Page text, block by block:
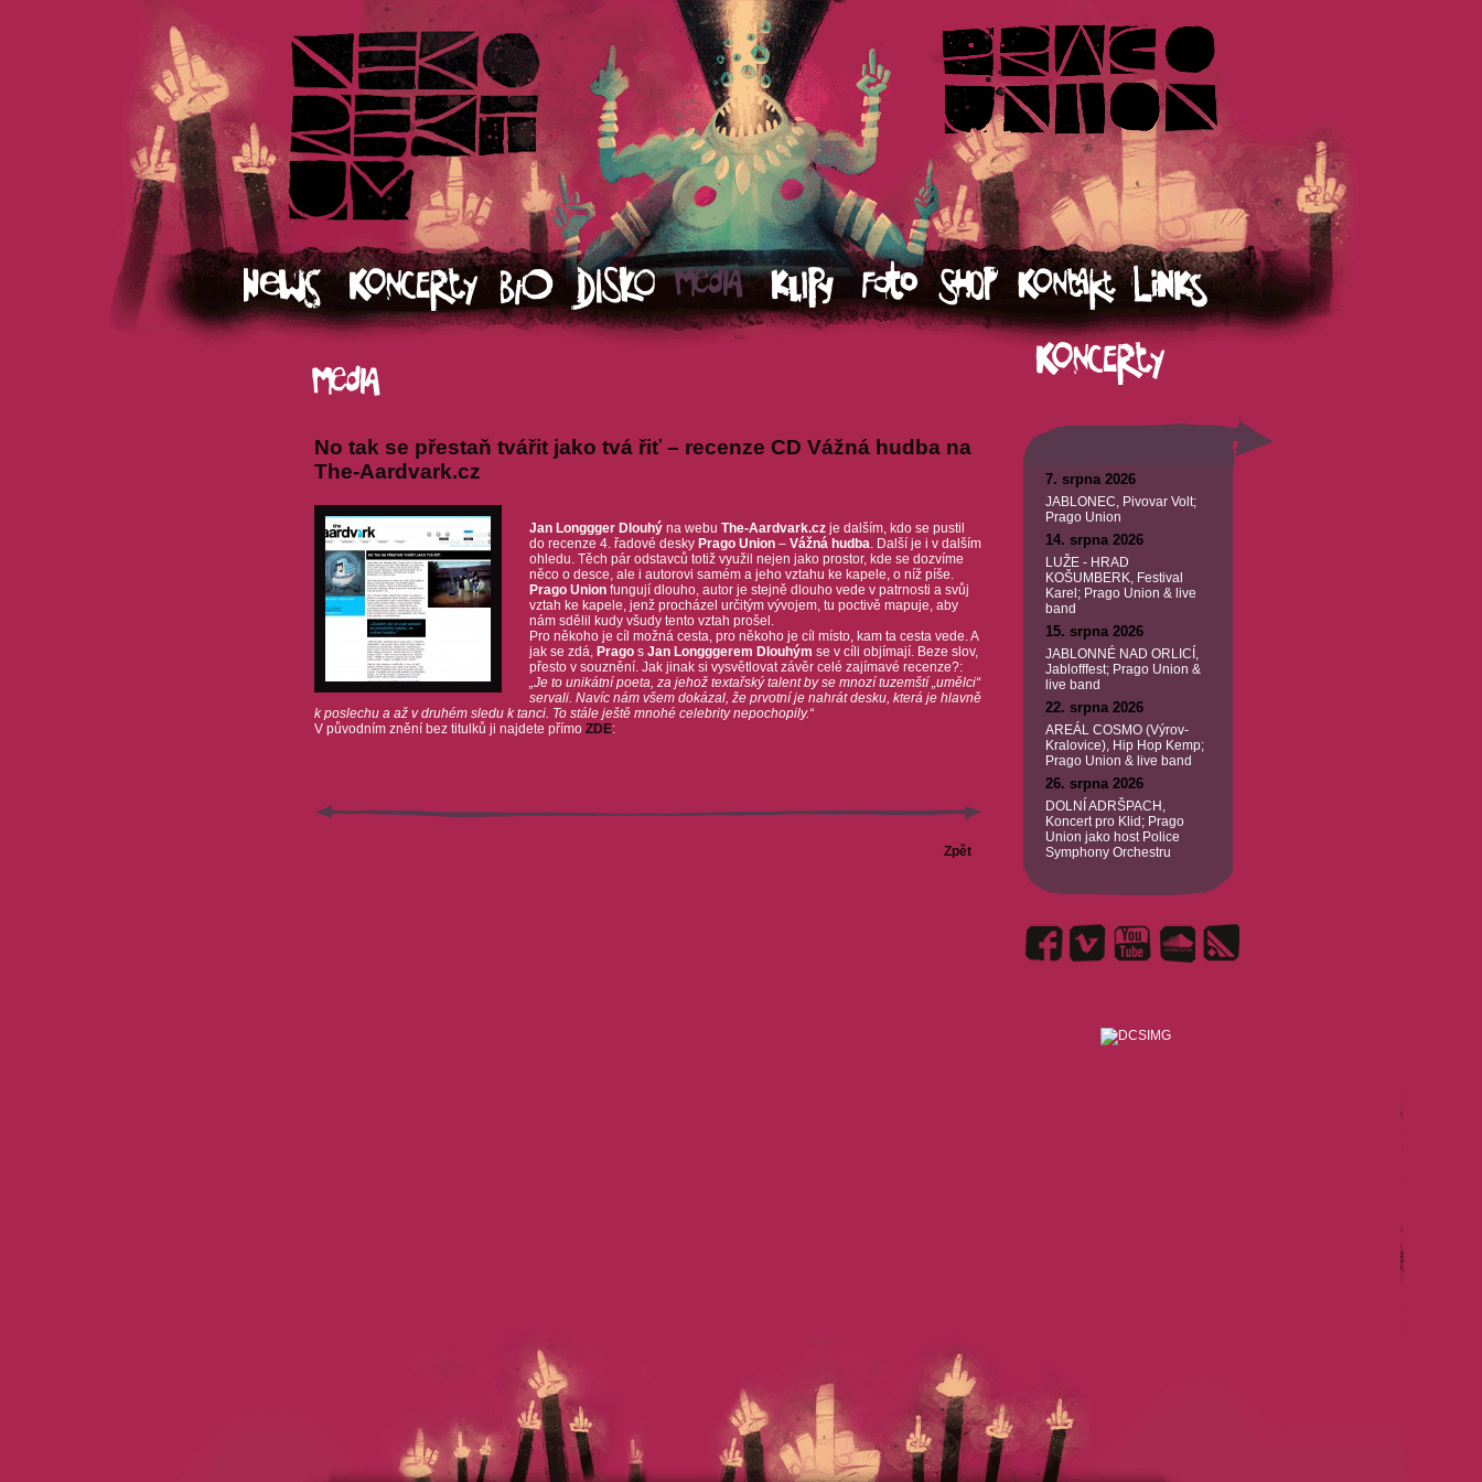
No tak se přestaň tvářit jako tvá řiť – recenze CD Vážná hudba na
The-Aardvark.cz
Jan Longgger Dlouhýna webu The-Aardvark.czje dalším, kdo se pustil
do recenze 4. řadové desky Prago Union– Vážná hudba. Další je i v dalším
ohledu. Těch pár odstavců totiž využil nejen jako prostor, kde se dozvíme
něco o desce, ale i autorovi samém a jeho vztahu ke kapele, o níž píše.
Prago Union fungují dlouho, autor je stejně dlouho vede v patrnosti a svůj
vztah ke kapele, jenž procházel určitým vývojem, tu poctivě mapuje, aby
nám sdělil kudy všudy tento vztah prošel.
Pro někoho je cíl možná cesta, pro někoho je cíl místo, kam ta cesta vede. A
jak se zdá, Prago s Jan Longggerem Dlouhým se v cíli objímají. Beze slov,
přesto v souznění. Jak jinak si vysvětlovat závěr celé zajímavé recenze?:
„Je to unikátní poeta, za jehož textařský talent by se mnozí tuzemští „umělci“
servali. Navíc nám všem dokázal, že prvotní je nahrát desku, která je hlavně
k poslechu a až v druhém sledu k tanci. To stále ještě mnohé celebrity nepochopily.“
V původním znění bez titulků ji najdete přímo ZDE:
Zpět
7. srpna 2026
JABLONEC, Pivovar Volt;
Prago Union
14. srpna 2026
LUŽE - HRAD
KOŠUMBERK, Festival
Karel; Prago Union & live
band
15. srpna 2026
JABLONNÉ NAD ORLICÍ,
Jablofffest; Prago Union &
live band
22. srpna 2026
AREÁL COSMO (Výrov-
Kralovice), Hip Hop Kemp;
Prago Union & live band
26. srpna 2026
DOLNÍ ADRŠPACH,
Koncert pro Klid; Prago
Union jako host Police
Symphony Orchestru